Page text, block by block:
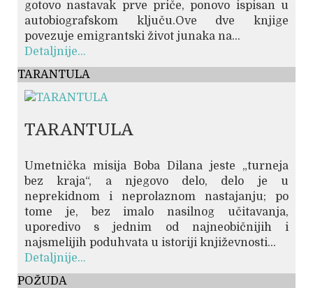
gotovo nastavak prve priče, ponovo ispisan u
autobiografskom ključu.Ove dve knjige
povezuje emigrantski život junaka na...
Detaljnije...
TARANTULA
TARANTULA
Umetnička misija Boba Dilana jeste „turneja
bez kraja“, a njegovo delo, delo je u
neprekidnom i neprolaznom nastajanju; po
tome je, bez imalo nasilnog učitavanja,
uporedivo s jednim od najneobičnijih i
najsmelijih poduhvata u istoriji književnosti...
Detaljnije...
POŽUDA